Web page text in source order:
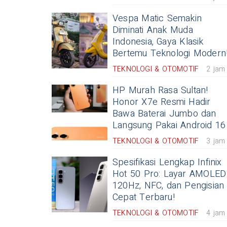
Vespa Matic Semakin
Diminati Anak Muda
Indonesia, Gaya Klasik
Bertemu Teknologi
TEKNOLOGI & OTOMOTIF 2 jam
HP Murah Rasa Sultan!
Honor X7e Resmi Hadir
Bawa Baterai Jumbo dan
Langsung Pakai Android 16
TEKNOLOGI & OTOMOTIF 3 jam
Spesifikasi Lengkap Infinix
Hot 50 Pro: Layar AMOLED
120Hz, NFC, dan Pengisian
Cepat Terbaru!
TEKNOLOGI & OTOMOTIF 4 jam